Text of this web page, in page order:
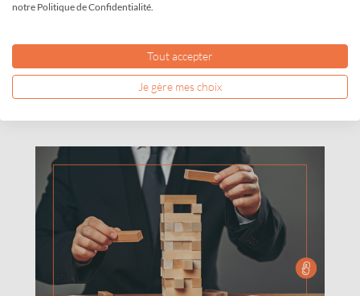
immatriculée en France doit déclarer ses bénéficiaires
Cette obligation, parfois mal comprise, peut entraîner des
sanctions en cas d’oubli ou d’erreur. Décryptage. Qu’est-ce
qu’un bénéficiaire effectif ? Le bénéficiaire effectif
désigne…
notre Politique de Confidentialité.
Tout accepter
Je gère mes choix